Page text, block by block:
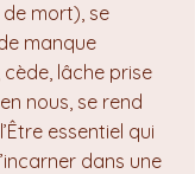
mort), se
manque
lâche prise
nous, se rend
essentiel qui
dans une